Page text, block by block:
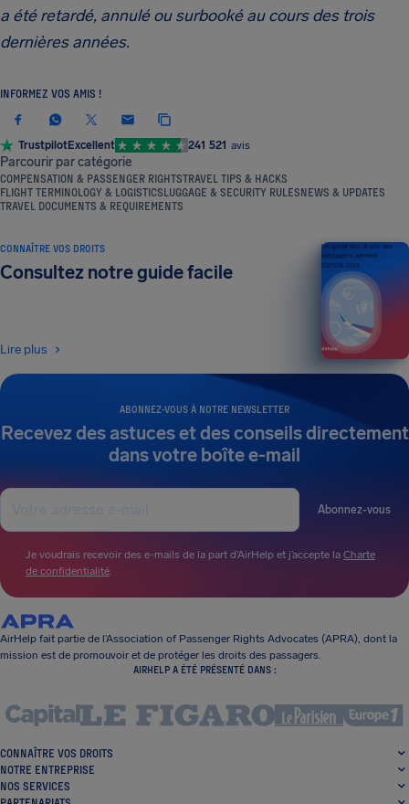
a été retardé, annulé ou surbooké au cours des trois
dernières années.
INFORMEZ VOS AMIS !
TrustpilotExcellent 241 521 avis
Parcourir par catégorie
COMPENSATION & PASSENGER RIGHTSTRAVEL TIPS & HACKS
FLIGHT TERMINOLOGY & LOGISTICSLUGGAGE & SECURITY RULESNEWS & UPDATES
TRAVEL DOCUMENTS & REQUIREMENTS
ABONNEZ-VOUS À NOTRE NEWSLETTER
Recevez des astuces et des conseils directement
dans votre boîte e-mail
Abonnez-vous
Je voudrais recevoir des e-mails de la part d’AirHelp et j’accepte la Charte
de confidentialité.
CONNAÎTRE VOS DROITS
Consultez notre guide facile
Lire plus
Un guide des droits des
passagers aériens
ÉDITION 2026
AirHelp fait partie de l’Association of Passenger Rights Advocates (APRA), dont la
mission est de promouvoir et de protéger les droits des passagers.
AIRHELP A ÉTÉ PRÉSENTÉ DANS :
CONNAÎTRE VOS DROITS
NOTRE ENTREPRISE
NOS SERVICES